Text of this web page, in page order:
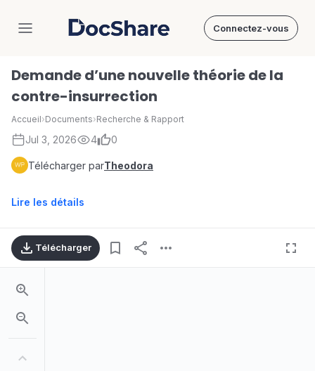
DocShare Connectez-vous
Demande d’une nouvelle théorie de la
contre-insurrection
Accueil›Documents›Recherche & Rapport
Jul 3, 2026 4 0
Télécharger parTheodora
Lire les détails
Télécharger